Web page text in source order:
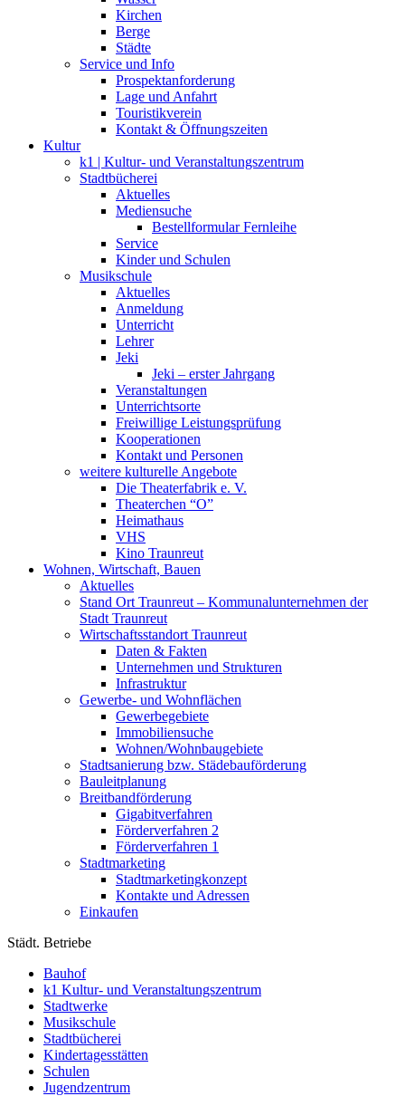
Kirchen
Berge
Städte
Service und Info
Prospektanforderung
Lage und Anfahrt
Touristikverein
Kontakt & Öffnungszeiten
Kultur
k1 | Kultur- und Veranstaltungszentrum
Stadtbücherei
Aktuelles
Mediensuche
Bestellformular Fernleihe
Service
Kinder und Schulen
Musikschule
Aktuelles
Anmeldung
Unterricht
Lehrer
Jeki
Jeki – erster Jahrgang
Veranstaltungen
Unterrichtsorte
Freiwillige Leistungsprüfung
Kooperationen
Kontakt und Personen
weitere kulturelle Angebote
Die Theaterfabrik e. V.
Theaterchen “O”
Heimathaus
VHS
Kino Traunreut
Wohnen, Wirtschaft, Bauen
Aktuelles
Stand Ort Traunreut – Kommunalunternehmen der
Stadt Traunreut
Wirtschaftsstandort Traunreut
Daten & Fakten
Unternehmen und Strukturen
Infrastruktur
Gewerbe- und Wohnflächen
Gewerbegebiete
Immobiliensuche
Wohnen/Wohnbaugebiete
Stadtsanierung bzw. Städebauförderung
Bauleitplanung
Breitbandförderung
Gigabitverfahren
Förderverfahren 2
Förderverfahren 1
Stadtmarketing
Stadtmarketingkonzept
Kontakte und Adressen
Einkaufen
Städt. Betriebe
Bauhof
k1 Kultur- und Veranstaltungszentrum
Stadtwerke
Musikschule
Stadtbücherei
Kindertagesstätten
Schulen
Jugendzentrum